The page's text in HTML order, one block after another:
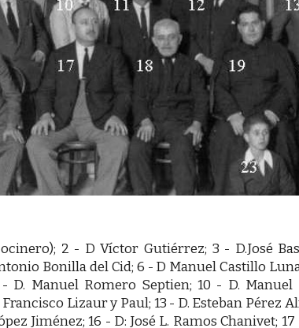
2 - D Víctor Gutiérrez; 3 - D.José
Bonilla del Cid; 6 - D Manuel Castillo
D. Manuel Romero Septien; 10 - D. Manuel
Lizaur y Paul; 13 - D. Esteban Pérez
Jiménez; 16 - D: José L. Ramos Chanivet;